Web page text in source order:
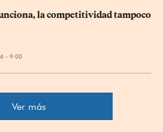
la competitividad tampoco
- 9:00
Ver más